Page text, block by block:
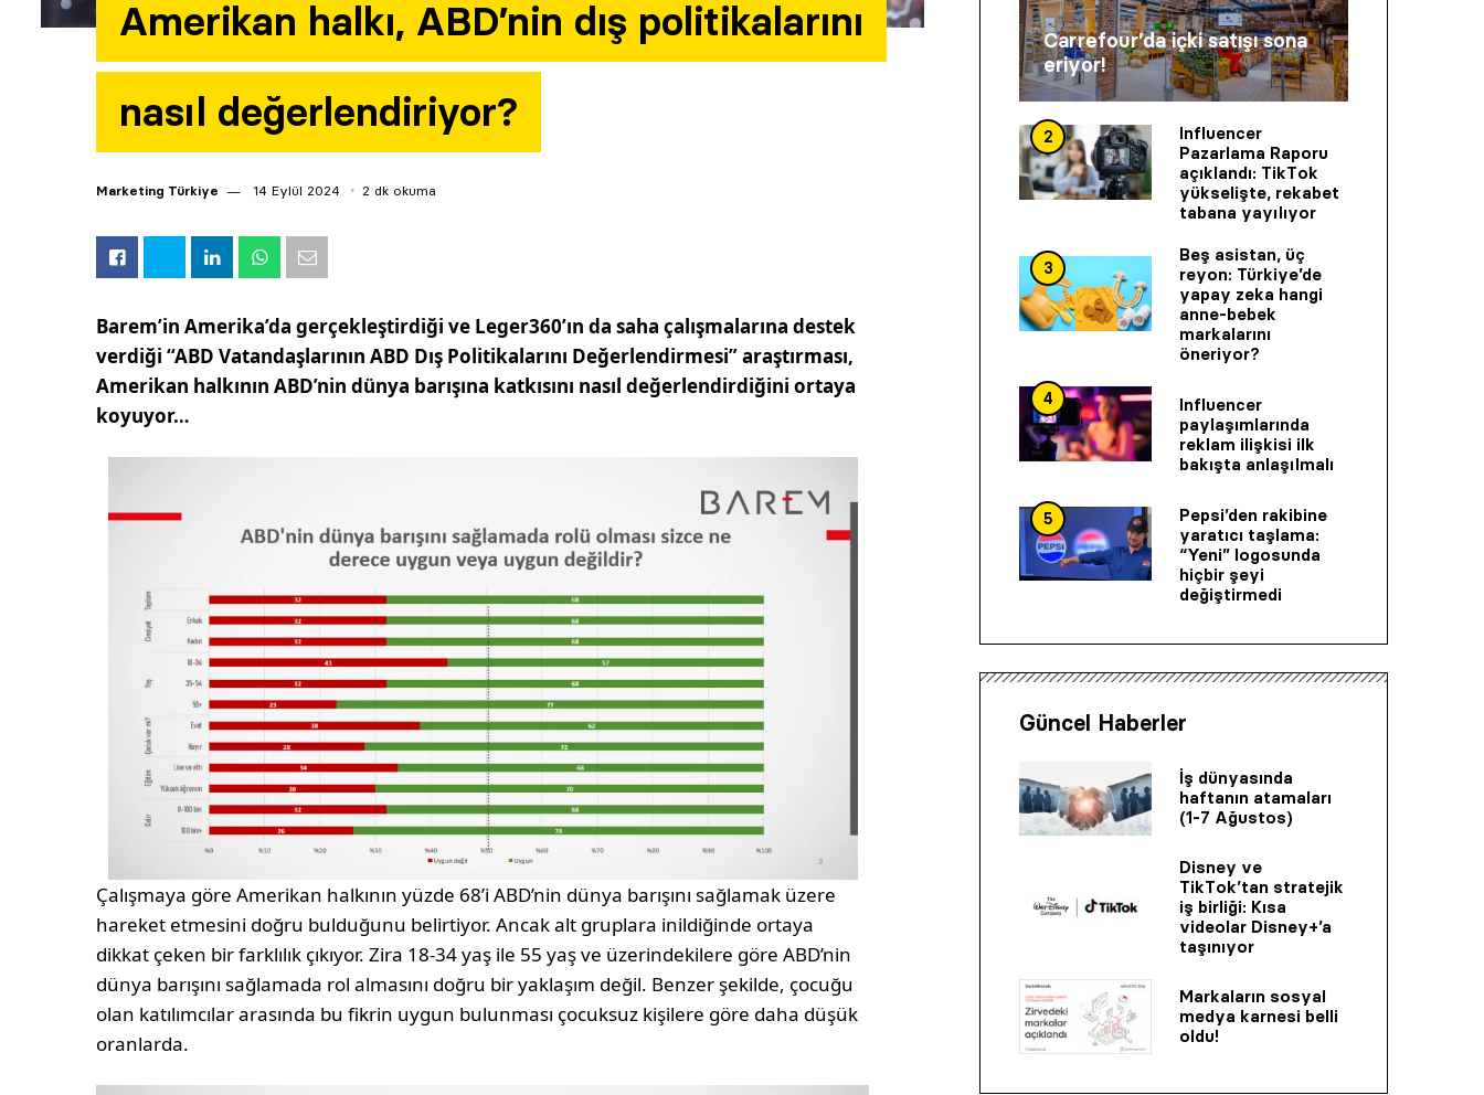
Amerikan halkı, ABD’nin dış politikalarını
nasıl değerlendiriyor?
Marketing Türkiye 14 Eylül 2024 2 dk okuma
Barem’in Amerika’da gerçekleştirdiği ve Leger360’ın da saha çalışmalarına destek
verdiği“ABD Vatandaşlarının ABD Dış Politikalarını Değerlendirmesi” araştırması,
Amerikan halkının ABD’nin dünya barışına katkısını nasıl değerlendirdiğini ortaya
koyuyor…
Çalışmaya göre Amerikan halkının yüzde 68’i ABD’nin dünya barışını sağlamak üzere
hareket etmesini doğru bulduğunu belirtiyor. Ancak alt gruplara inildiğinde ortaya
dikkat çeken bir farklılık çıkıyor. Zira 18-34 yaş ile 55 yaş ve üzerindekilere göre ABD’nin
dünya barışını sağlamada rol almasını doğru bir yaklaşım değil. Benzer şekilde, çocuğu
olan katılımcılar arasında bu fikrin uygun bulunması çocuksuz kişilere göre daha düşük
oranlarda.
Carrefour’da içki satışı sona
eriyor!
2
Influencer
Pazarlama Raporu
açıklandı: TikTok
yükselişte, rekabet
tabana yayılıyor
3
Beş asistan, üç
reyon: Türkiye’de
yapay zeka hangi
anne-bebek
markalarını
öneriyor?
4
Influencer
paylaşımlarında
reklam ilişkisi ilk
bakışta anlaşılmalı
5
Pepsi’den rakibine
yaratıcı taşlama:
“Yeni” logosunda
hiçbir şeyi
değiştirmedi
Güncel Haberler
İş dünyasında
haftanın atamaları
(1-7 Ağustos)
Disney ve
TikTok’tan stratejik
iş birliği: Kısa
videolar Disney+’a
taşınıyor
Markaların sosyal
medya karnesi belli
oldu!